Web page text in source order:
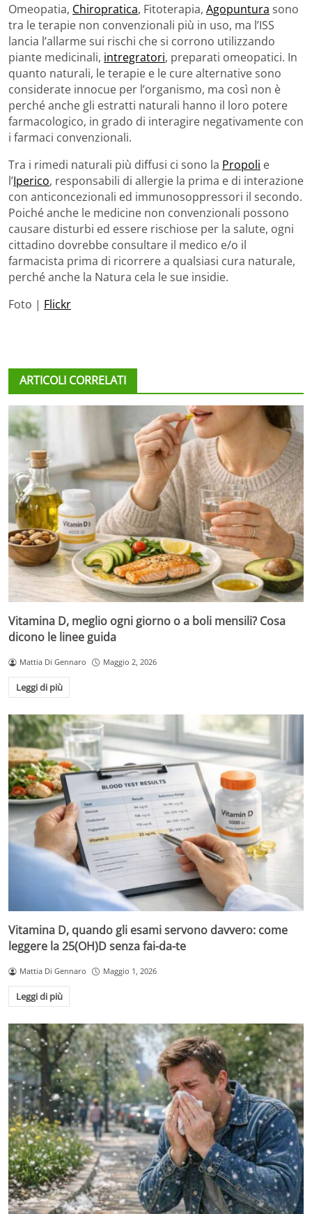
Omeopatia, Chiropratica, Fitoterapia, Agopuntura sono
tra le terapie non convenzionali più in uso, ma l’ISS
lancia l’allarme sui rischi che si corrono utilizzando
piante medicinali, intregratori, preparati omeopatici. In
quanto naturali, le terapie e le cure alternative sono
considerate innocue per l’organismo, ma così non è
perché anche gli estratti naturali hanno il loro potere
farmacologico, in grado di interagire negativamente con
i farmaci convenzionali.
Tra i rimedi naturali più diffusi ci sono la Propoli e
l’Iperico, responsabili di allergie la prima e di interazione
con anticoncezionali ed immunosoppressori il secondo.
Poiché anche le medicine non convenzionali possono
causare disturbi ed essere rischiose per la salute, ogni
cittadino dovrebbe consultare il medico e/o il
farmacista prima di ricorrere a qualsiasi cura naturale,
perché anche la Natura cela le sue insidie.
Foto | Flickr
ARTICOLI CORRELATI
Vitamina D, meglio ogni giorno o a boli mensili? Cosa
dicono le linee guida
Mattia Di Gennaro Maggio 2, 2026
Leggi di più
Vitamina D, quando gli esami servono davvero: come
leggere la 25(OH)D senza fai-da-te
Mattia Di Gennaro Maggio 1, 2026
Leggi di più